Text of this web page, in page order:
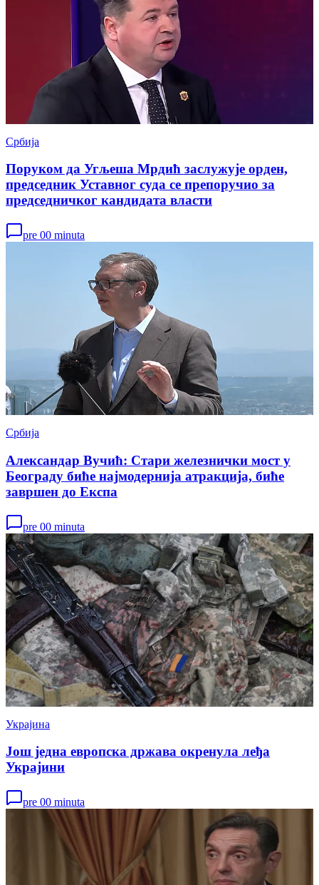
Србија
Поруком да Угљеша Мрдић заслужује орден,
председник Уставног суда се препоручио за
председничког кандидата власти
pre 00 minuta
Србија
Александар Вучић: Стари железнички мост у
Београду биће најмодернија атракција, биће
завршен до Експа
pre 00 minuta
Украјина
Још једна европска држава окренула леђа
Украјини
pre 00 minuta